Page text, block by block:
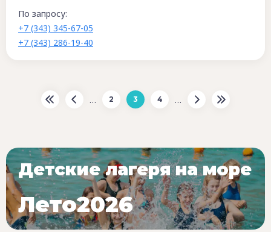
По запросу:
+7 (343) 345-67-05
+7 (343) 286-19-40
… 2 3 4 …
Детские лагеря на море
Лето2026